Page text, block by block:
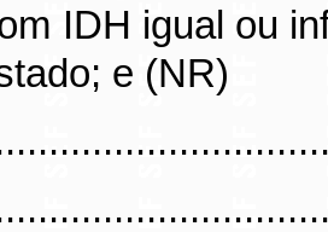
IDH igual ou
e (NR)